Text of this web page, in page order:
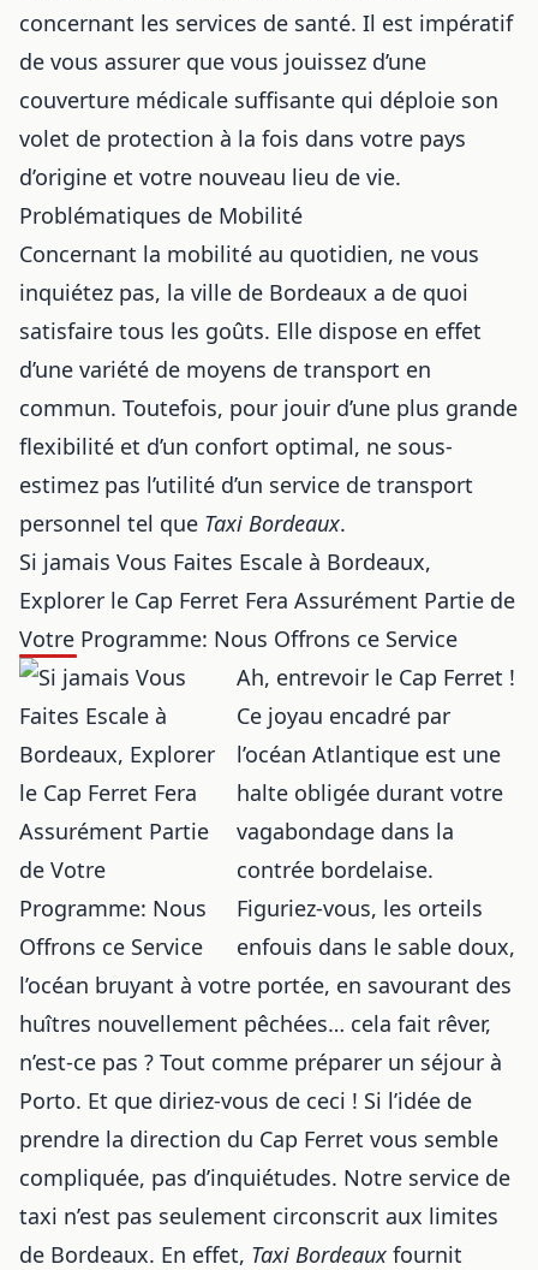
concernant les services de santé. Il est impératif
de vous assurer que vous jouissez d’une
couverture médicale suffisante qui déploie son
volet de protection à la fois dans votre pays
d’origine et votre nouveau lieu de vie.
Problématiques de Mobilité
Concernant la mobilité au quotidien, ne vous
inquiétez pas, la ville de Bordeaux a de quoi
satisfaire tous les goûts. Elle dispose en effet
d’une variété de moyens de transport en
commun. Toutefois, pour jouir d’une plus grande
flexibilité et d’un confort optimal, ne sous-
estimez pas l’utilité d’un service de transport
personnel tel que Taxi Bordeaux.
Si jamais Vous Faites Escale à Bordeaux,
Explorer le Cap Ferret Fera Assurément Partie de
Votre Programme: Nous Offrons ce Service
Ah, entrevoir le Cap Ferret !
Ce joyau encadré par
l’océan Atlantique est une
halte obligée durant votre
vagabondage dans la
contrée bordelaise.
Figuriez-vous, les orteils
enfouis dans le sable doux,
l’océan bruyant à votre portée, en savourant des
huîtres nouvellement pêchées… cela fait rêver,
n’est-ce pas ? Tout comme préparer un séjour à
Porto. Et que diriez-vous de ceci ! Si l’idée de
prendre la direction du Cap Ferret vous semble
compliquée, pas d’inquiétudes. Notre service de
taxi n’est pas seulement circonscrit aux limites
de Bordeaux. En effet, Taxi Bordeaux fournit